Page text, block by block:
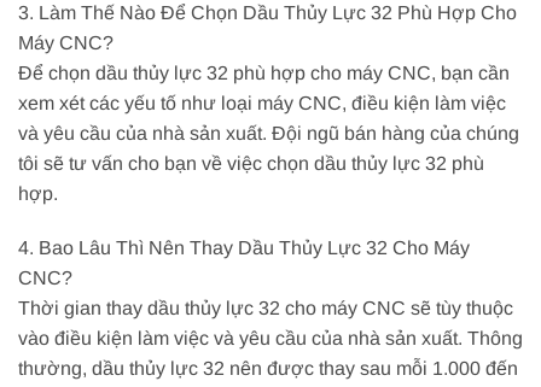
3. Làm Thế Nào Để Chọn Dầu Thủy Lực 32 Phù Hợp Cho
Máy CNC?
Để chọn dầu thủy lực 32 phù hợp cho máy CNC, bạn cần
xem xét các yếu tố như loại máy CNC, điều kiện làm việc
và yêu cầu của nhà sản xuất. Đội ngũ bán hàng của chúng
tôi sẽ tư vấn cho bạn về việc chọn dầu thủy lực 32 phù
hợp.
4. Bao Lâu Thì Nên Thay Dầu Thủy Lực 32 Cho Máy
CNC?
Thời gian thay dầu thủy lực 32 cho máy CNC sẽ tùy thuộc
vào điều kiện làm việc và yêu cầu của nhà sản xuất. Thông
thường, dầu thủy lực 32 nên được thay sau mỗi 1.000 đến